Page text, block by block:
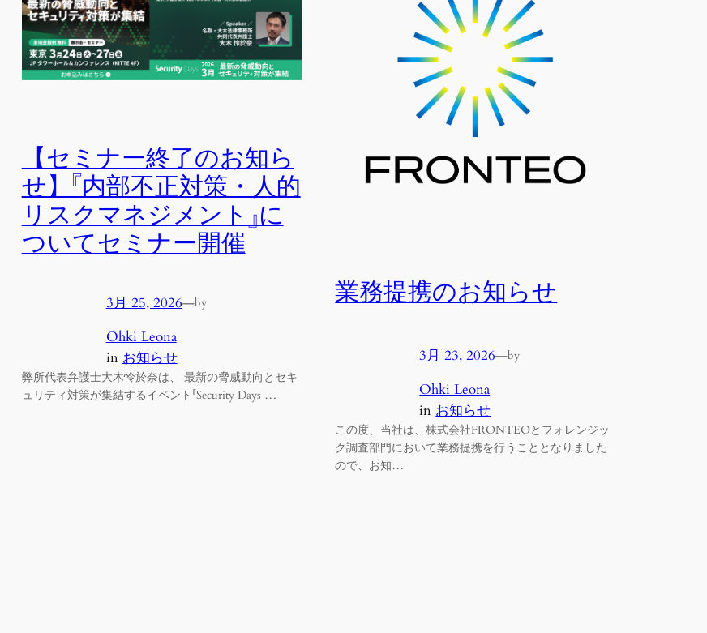
【セミナー終了のお知ら
せ】『内部不正対策・人的
リスクマネジメント』に
ついてセミナー開催
3月 25, 2026—by
Ohki Leona
in お知らせ
弊所代表弁護士大木怜於奈は、 最新の脅威動向とセキ
ュリティ対策が集結するイベント「Security Days …
業務提携のお知らせ
3月 23, 2026—by
Ohki Leona
in お知らせ
この度、当社は、株式会社FRONTEOとフォレンジッ
ク調査部門において業務提携を行うこととなりました
ので、お知…